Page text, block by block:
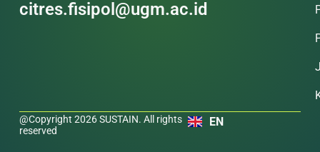
citres.fisipol@ugm.ac.id
@Copyright 2026 SUSTAIN. All rights
reserved
EN